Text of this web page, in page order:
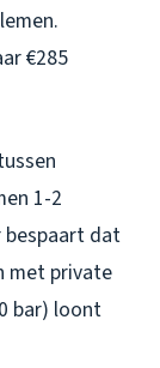
€285
1-2
bespaart dat
met private
bar) loont